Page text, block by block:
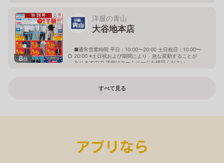
8枚
洋服の青山
大谷地本店
■通常営業時間 平日：10:00〜20:00 土日祝日：10:00〜
20:00 ※土日祝および期間により、急な変動することが
ありますので 詳細はホームページを確認ください
すべて見る